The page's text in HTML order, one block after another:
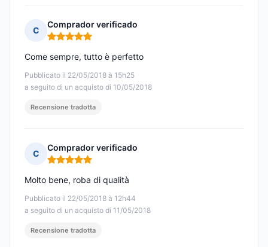
C
Comprador verificado
Nota: 5 su 5
Pubblicato il 22/05/2018 à 15h25
a seguito di un acquisto di 10/05/2018
Come sempre, tutto è perfetto
Recensione tradotta
C
Comprador verificado
Nota: 5 su 5
Pubblicato il 22/05/2018 à 12h44
a seguito di un acquisto di 11/05/2018
Molto bene, roba di qualità
Recensione tradotta